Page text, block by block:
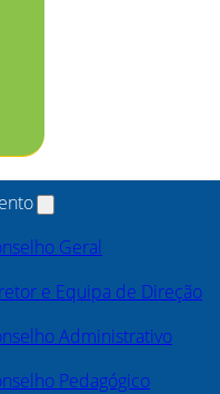
Geral
e Equipa de Direção
Administrativo
Pedagógico